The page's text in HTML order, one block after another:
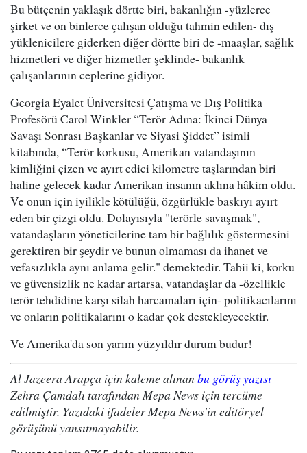
Bu bütçenin yaklaşık dörtte biri, bakanlığın -yüzlerce
şirket ve on binlerce çalışan olduğu tahmin edilen- dış
yüklenicilere giderken diğer dörtte biri de -maaşlar, sağlık
hizmetleri ve diğer hizmetler şeklinde- bakanlık
çalışanlarının ceplerine gidiyor.
Georgia Eyalet Üniversitesi Çatışma ve Dış Politika
Profesörü Carol Winkler “Terör Adına: İkinci Dünya
Savaşı Sonrası Başkanlar ve Siyasi Şiddet” isimli
kitabında, “Terör korkusu, Amerikan vatandaşının
kimliğini çizen ve ayırt edici kilometre taşlarından biri
haline gelecek kadar Amerikan insanın aklına hâkim oldu.
Ve onun için iyilikle kötülüğü, özgürlükle baskıyı ayırt
eden bir çizgi oldu. Dolayısıyla "terörle savaşmak",
vatandaşların yöneticilerine tam bir bağlılık göstermesini
gerektiren bir şeydir ve bunun olmaması da ihanet ve
vefasızlıkla aynı anlama gelir." demektedir. Tabii ki, korku
ve güvensizlik ne kadar artarsa, vatandaşlar da -özellikle
terör tehdidine karşı silah harcamaları için- politikacılarını
ve onların politikalarını o kadar çok destekleyecektir.
Ve Amerika'da son yarım yüzyıldır durum budur!
Al Jazeera Arapça için kaleme alınan bu görüş yazısı
Zehra Çamdalı tarafından Mepa News için tercüme
edilmiştir. Yazıdaki ifadeler Mepa News'in editöryel
görüşünü yansıtmayabilir.